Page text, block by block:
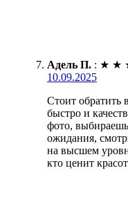
Адель П. : ★ ★
10.09.2025
Стоит обратить
быстро и
фото,
ожидания,
на высшем
кто ценит